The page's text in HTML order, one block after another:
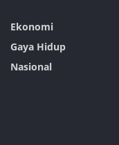
Ekonomi
Gaya Hidup
Nasional